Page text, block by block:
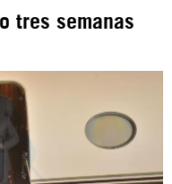
+98 921 79 29 404
hispan_tv
@nexo_latino
tres semanas